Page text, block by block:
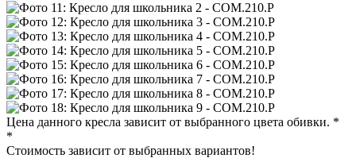
Цена данного кресла зависит от выбранного цвета обивки. *
*
Стоимость зависит от выбранных вариантов!